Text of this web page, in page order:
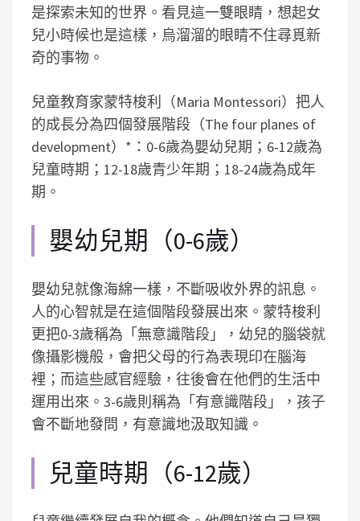
是探索未知的世界。看見這一雙眼睛，想起女
兒小時候也是這樣，烏溜溜的眼睛不住尋覓新
奇的事物。
兒童教育家蒙特梭利（Maria Montessori）把人
的成長分為四個發展階段（The four planes of
development）*：0-6歲為嬰幼兒期；6-12歲為
兒童時期；12-18歲青少年期；18-24歲為成年
期。
嬰幼兒期（0-6歲）
嬰幼兒就像海綿一樣，不斷吸收外界的訊息。
人的心智就是在這個階段發展出來。蒙特梭利
更把0-3歲稱為「無意識階段」，幼兒的腦袋就
像攝影機般，會把父母的行為表現印在腦海
裡；而這些感官經驗，往後會在他們的生活中
運用出來。3-6歲則稱為「有意識階段」，孩子
會不斷地發問，有意識地汲取知識。
兒童時期（6-12歲）